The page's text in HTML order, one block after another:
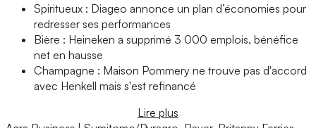
Spiritueux : Diageo annonce un plan d’économies pour
redresser ses performances
Bière : Heineken a supprimé 3 000 emplois, bénéfice
net en hausse
Champagne : Maison Pommery ne trouve pas d'accord
avec Henkell mais s'est refinancé
Lire plus